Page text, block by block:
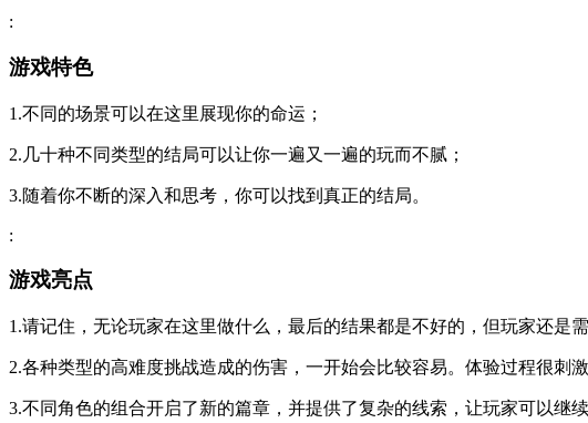
:
游戏特色
1.不同的场景可以在这里展现你的命运；
2.几十种不同类型的结局可以让你一遍又一遍的玩而不腻；
3.随着你不断的深入和思考，你可以找到真正的结局。
:
游戏亮点
1.请记住，无论玩家在这里做什么，最后的结果都是不好的，但玩家还是需
2.各种类型的高难度挑战造成的伤害，一开始会比较容易。体验过程很刺激
3.不同角色的组合开启了新的篇章，并提供了复杂的线索，让玩家可以继续